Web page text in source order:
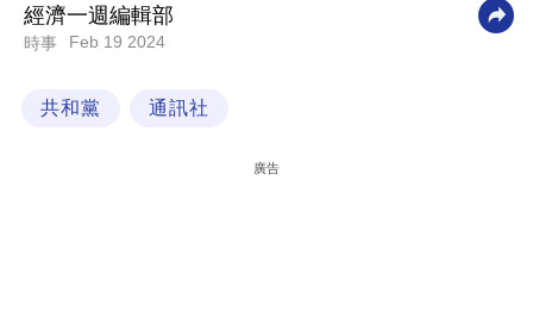
科
經濟一週編輯部
時事 Feb 19 2024
共和黨 通訊社
廣告